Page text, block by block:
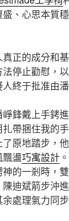
、心思本質
正的成分和
停止勸慰，
終于批准由
鋒戴上手銬
帶捆住我的
原地踏步，
飄盪巧寓設計
的一剎時，
迪斌箭步沖
處理氣力同